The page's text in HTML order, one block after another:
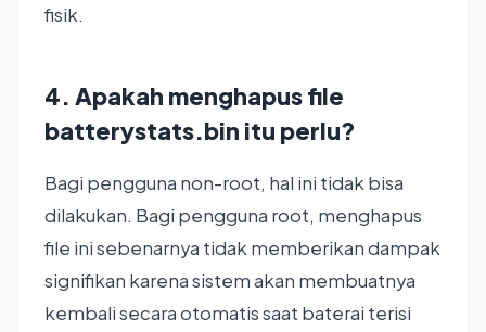
fisik.
4. Apakah menghapus file
batterystats.bin itu perlu?
Bagi pengguna non-root, hal ini tidak bisa
dilakukan. Bagi pengguna root, menghapus
file ini sebenarnya tidak memberikan dampak
signifikan karena sistem akan membuatnya
kembali secara otomatis saat baterai terisi